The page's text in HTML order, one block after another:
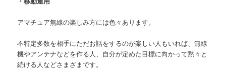
アマチュア無線の楽しみ方には色々あります。
不特定多数を相手にただお話をするのが楽しい人もいれば、無線
機やアンテナなどを作る人、自分が定めた目標に向かって黙々と
続ける人などさまざまです。